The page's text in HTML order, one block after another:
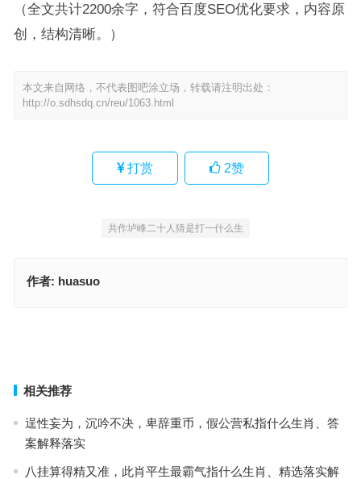
（全文共计2200余字，符合百度SEO优化要求，内容原
创，结构清晰。）
本文来自网络，不代表图吧涂立场，转载请注明出处：
http://o.sdhsdq.cn/reu/1063.html
打赏 2赞
共作垆峰二十人猜是打一什么生
作者: huasuo
相关推荐
逞性妄为，沉吟不决，卑辞重币，假公营私指什么生肖、答
案解释落实
八挂算得精又准，此肖平生最霸气指什么生肖、精选落实解